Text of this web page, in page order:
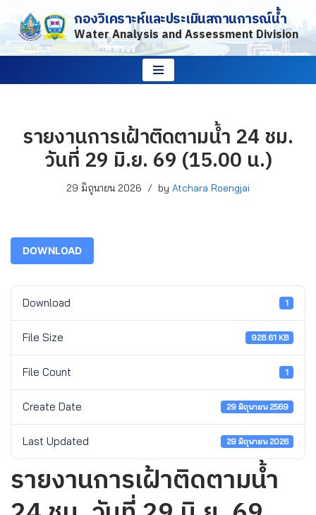
Skip
to
กองวิเคราะห์และประเมินสถานการณ์น้ำ
Water Analysis and Assessment Division
รายงานการเฝ้าติดตามน้ำ 24 ชม.
วันที่ 29 มิ.ย. 69 (15.00 น.)
29 มิถุนายน 2026 by Atchara Roengjai
DOWNLOAD
Download 1
File Size 928.61 KB
File Count 1
Create Date 29 มิถุนายน 2569
Last Updated 29 มิถุนายน 2026
รายงานการเฝ้าติดตามน้ำ